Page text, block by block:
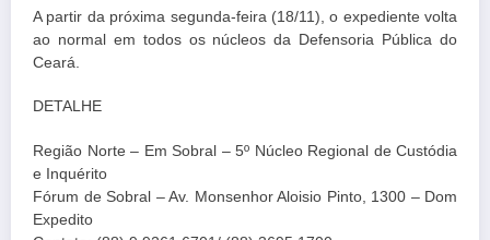
A partir da próxima segunda-feira (18/11), o expediente volta
ao normal em todos os núcleos da Defensoria Pública do
Ceará.
DETALHE
Região Norte – Em Sobral – 5º Núcleo Regional de Custódia
e Inquérito
Fórum de Sobral – Av. Monsenhor Aloisio Pinto, 1300 – Dom
Expedito